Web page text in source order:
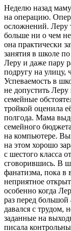
Неделю назад
на операцию.
осложнений. Леру
больше ни о чем
она практически
занятия в школе
Леру и даже пару
подругу на улицу,
Успеваемость в
не допустить
семейные
тройкой оценила
полгода. Мама
семейного
на компьютере.
на этом хорошо
с шестого класса
сговорившись. В
фанатизма, пока в
неприятное
особенно когда
раз перед
давался с трудом,
заданные на
писала